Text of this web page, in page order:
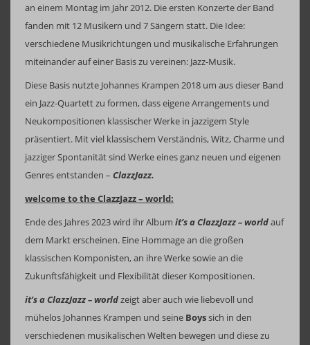
Menge
an einem Montag im Jahr 2012. Die ersten Konzerte der Band
fanden mit 12 Musikern und 7 Sängern statt. Die Idee:
verschiedene Musikrichtungen und musikalische Erfahrungen
miteinander auf einer Basis zu vereinen: Jazz-Musik.
Diese Basis nutzte Johannes Krampen 2018 um aus dieser Band
ein Jazz-Quartett zu formen, dass eigene Arrangements und
Neukompositionen klassischer Werke in jazzigem Style
präsentiert. Mit viel klassischem Verständnis, Witz, Charme und
jazziger Spontanität sind Werke eines ganz neuen und eigenen
Genres entstanden – ClazzJazz.
welcome to the ClazzJazz – world:
Ende des Jahres 2023 wird ihr Album it’s a ClazzJazz – worldauf
dem Markt erscheinen. Eine Hommage an die großen
klassischen Komponisten, an ihre Werke sowie an die
Zukunftsfähigkeit und Flexibilität dieser Kompositionen.
it’s a ClazzJazz – worldzeigt aber auch wie liebevoll und
mühelos Johannes Krampen und seine Boyssich in den
verschiedenen musikalischen Welten bewegen und diese zu